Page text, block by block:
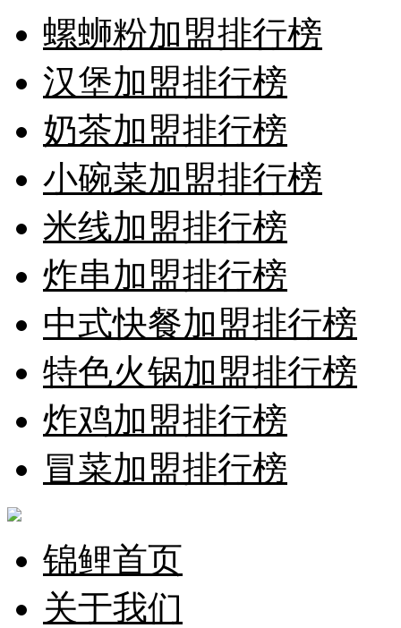
螺蛳粉加盟排行榜
汉堡加盟排行榜
奶茶加盟排行榜
小碗菜加盟排行榜
米线加盟排行榜
炸串加盟排行榜
中式快餐加盟排行榜
特色火锅加盟排行榜
炸鸡加盟排行榜
冒菜加盟排行榜
锦鲤首页
关于我们